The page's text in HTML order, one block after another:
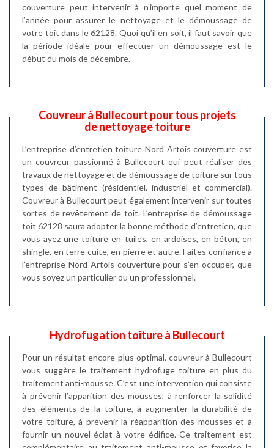
couverture peut intervenir à n’importe quel moment de
l’année pour assurer le nettoyage et le démoussage de
votre toit dans le 62128. Quoi qu’il en soit, il faut savoir que
la période idéale pour effectuer un démoussage est le
début du mois de décembre.
Couvreur à Bullecourt pour tous projets
de nettoyage toiture
L’entreprise d’entretien toiture Nord Artois couverture est
un couvreur passionné à Bullecourt qui peut réaliser des
travaux de nettoyage et de démoussage de toiture sur tous
types de bâtiment (résidentiel, industriel et commercial).
Couvreur à Bullecourt peut également intervenir sur toutes
sortes de revêtement de toit. L’entreprise de démoussage
toit 62128 saura adopter la bonne méthode d’entretien, que
vous ayez une toiture en tuiles, en ardoises, en béton, en
shingle, en terre cuite, en pierre et autre. Faites confiance à
l’entreprise Nord Artois couverture pour s’en occuper, que
vous soyez un particulier ou un professionnel.
Hydrofugation toiture à Bullecourt
Pour un résultat encore plus optimal, couvreur à Bullecourt
vous suggère le traitement hydrofuge toiture en plus du
traitement anti-mousse. C’est une intervention qui consiste
à prévenir l’apparition des mousses, à renforcer la solidité
des éléments de la toiture, à augmenter la durabilité de
votre toiture, à prévenir la réapparition des mousses et à
fournir un nouvel éclat à votre édifice. Ce traitement est